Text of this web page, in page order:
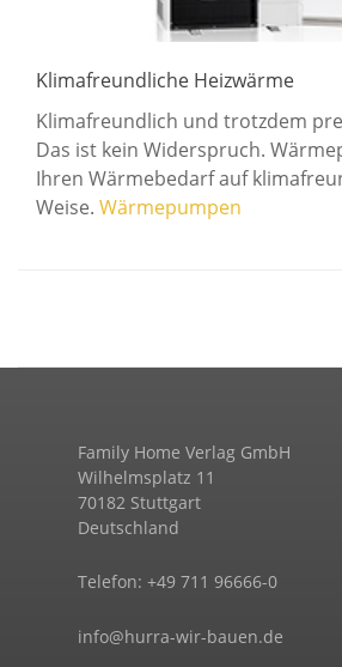
Klimafreundliche Heizwärme
Klimafreundlich und trotzdem
Das ist kein Widerspruch.
Ihren Wärmebedarf auf
Weise. Wärmepumpen
Family Home Verlag GmbH
Wilhelmsplatz 11
70182 Stuttgart
Deutschland
Telefon: +49 711 96666-0
info@hurra-wir-bauen.de